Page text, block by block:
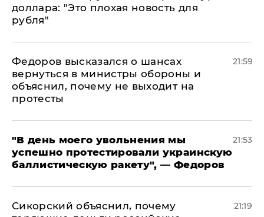
доллара: "Это плохая новость для
рубля"
Федоров высказался о шансах
вернуться в министры обороны и
объяснил, почему не выходит на
протесты
21:59
​"В день моего увольнения мы
успешно протестировали украинскую
баллистическую ракету", — Федоров
21:53
Сикорский объяснил, почему
21:19